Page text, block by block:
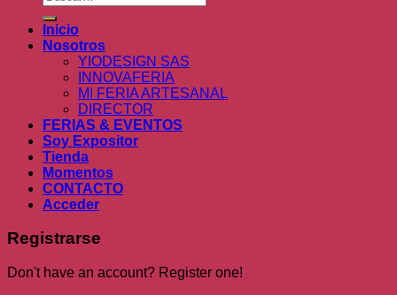
por:
Inicio
Nosotros
YIODESIGN SAS
INNOVAFERIA
MI FERIA ARTESANAL
DIRECTOR
FERIAS & EVENTOS
Soy Expositor
Tienda
Momentos
CONTACTO
Acceder
Registrarse
Don't have an account? Register one!